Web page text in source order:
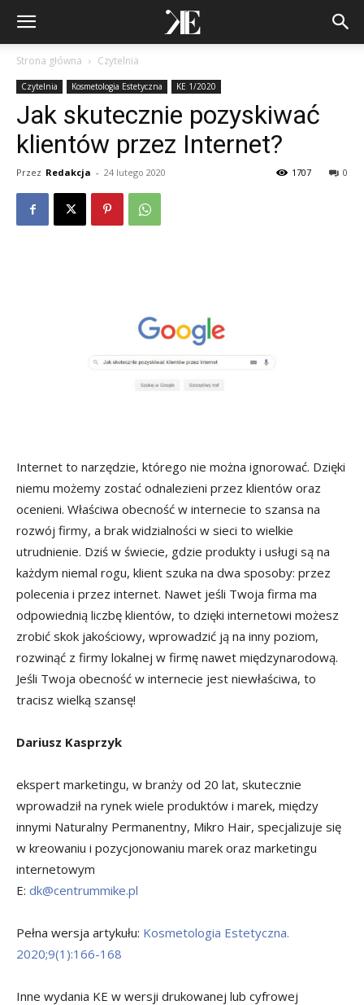
Strona główna Czytelnia
Czytelnia Kosmetologia Estetyczna KE 1/2020
Jak skutecznie pozyskiwać
klientów przez Internet?
Przez Redakcja - 24 lutego 2020 0
1707
Internet to narzędzie, którego nie można ignorować. Dzięki
niemu możemy zostać odnalezieni przez klientów oraz
ocenieni. Właściwa obecność w internecie to szansa na
rozwój firmy, a brak widzialności w sieci to wielkie
utrudnienie. Dziś w świecie, gdzie produkty i usługi są na
każdym niemal rogu, klient szuka na dwa sposoby: przez
polecenia i przez internet. Nawet jeśli Twoja firma ma
odpowiednią liczbę klientów, to dzięki internetowi możesz
zrobić skok jakościowy, wprowadzić ją na inny poziom,
rozwinąć z firmy lokalnej w firmę nawet międzynarodową.
Jeśli Twoja obecność w internecie jest niewłaściwa, to
tracisz wielką szansę!
Dariusz Kasprzyk
ekspert marketingu, w branży od 20 lat, skutecznie
wprowadził na rynek wiele produktów i marek, między
innymi Naturalny Permanentny, Mikro Hair, specjalizuje się
w kreowaniu i pozycjonowaniu marek oraz marketingu
internetowym
E: dk@centrummike.pl
Pełna wersja artykułu: Kosmetologia Estetyczna.
2020;9(1):166-168
Inne wydania KE w wersji drukowanej lub cyfrowej